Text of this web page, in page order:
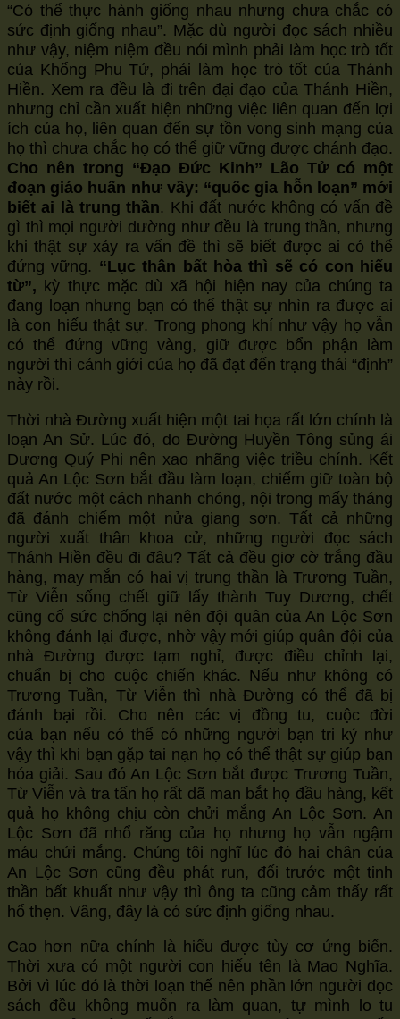
“Có thể thực hành giống nhau nhưng chưa chắc có
sức định giống nhau”. Mặc dù người đọc sách nhiều
như vậy, niệm niệm đều nói mình phải làm học trò tốt
của Khổng Phu Tử, phải làm học trò tốt của Thánh
Hiền. Xem ra đều là đi trên đại đạo của Thánh Hiền,
nhưng chỉ cần xuất hiện những việc liên quan đến lợi
ích của họ, liên quan đến sự tồn vong sinh mạng của
họ thì chưa chắc họ có thể giữ vững được chánh đạo.
Cho nên trong “Đạo Đức Kinh” Lão Tử có một
đoạn giáo huấn như vầy: “quốc gia hỗn loạn” mới
biết ai là trung thần. Khi đất nước không có vấn đề
gì thì mọi người dường như đều là trung thần, nhưng
khi thật sự xảy ra vấn đề thì sẽ biết được ai có thể
đứng vững. “Lục thân bất hòa thì sẽ có con hiếu
từ”, kỳ thực mặc dù xã hội hiện nay của chúng ta
đang loạn nhưng bạn có thể thật sự nhìn ra được ai
là con hiếu thật sự. Trong phong khí như vậy họ vẫn
có thể đứng vững vàng, giữ được bổn phận làm
người thì cảnh giới của họ đã đạt đến trạng thái “định”
này rồi.
Thời nhà Đường xuất hiện một tai họa rất lớn chính là
loạn An Sử. Lúc đó, do Đường Huyền Tông sủng ái
Dương Quý Phi nên xao nhãng việc triều chính. Kết
quả An Lộc Sơn bắt đầu làm loạn, chiếm giữ toàn bộ
đất nước một cách nhanh chóng, nội trong mấy tháng
đã đánh chiếm một nửa giang sơn. Tất cả những
người xuất thân khoa cử, những người đọc sách
Thánh Hiền đều đi đâu? Tất cả đều giơ cờ trắng đầu
hàng, may mắn có hai vị trung thần là Trương Tuần,
Từ Viễn sống chết giữ lấy thành Tuy Dương, chết
cũng cố sức chống lại nên đội quân của An Lộc Sơn
không đánh lại được, nhờ vậy mới giúp quân đội của
nhà Đường được tạm nghỉ, được điều chỉnh lại,
chuẩn bị cho cuộc chiến khác. Nếu như không có
Trương Tuần, Từ Viễn thì nhà Đường có thể đã bị
đánh bại rồi. Cho nên các vị đồng tu, cuộc đời
của bạn nếu có thể có những người bạn tri kỷ như
vậy thì khi bạn gặp tai nạn họ có thể thật sự giúp bạn
hóa giải. Sau đó An Lộc Sơn bắt được Trương Tuần,
Từ Viễn và tra tấn họ rất dã man bắt họ đầu hàng, kết
quả họ không chịu còn chửi mắng An Lộc Sơn. An
Lộc Sơn đã nhổ răng của họ nhưng họ vẫn ngậm
máu chửi mắng. Chúng tôi nghĩ lúc đó hai chân của
An Lộc Sơn cũng đều phát run, đối trước một tinh
thần bất khuất như vậy thì ông ta cũng cảm thấy rất
hổ thẹn. Vâng, đây là có sức định giống nhau.
Cao hơn nữa chính là hiểu được tùy cơ ứng biến.
Thời xưa có một người con hiếu tên là Mao Nghĩa.
Bởi vì lúc đó là thời loạn thế nên phần lớn người đọc
sách đều không muốn ra làm quan, tự mình lo tu